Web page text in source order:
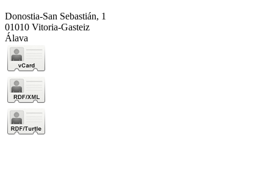
Donostia-San Sebastián, 1
01010 Vitoria-Gasteiz
Álava